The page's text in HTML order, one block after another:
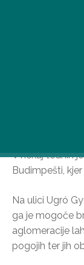
V nekaj tednih
Budimpešti,
Na ulici Ugró
ga je mogoče
aglomeracije
pogojih ter jih